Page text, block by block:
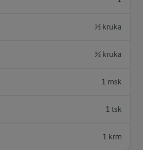
½ kruka
½ kruka
1 msk
1 tsk
1 krm